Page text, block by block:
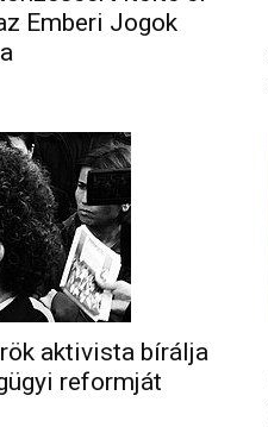
Emberi Jogok
aktivista bírálja
reformját